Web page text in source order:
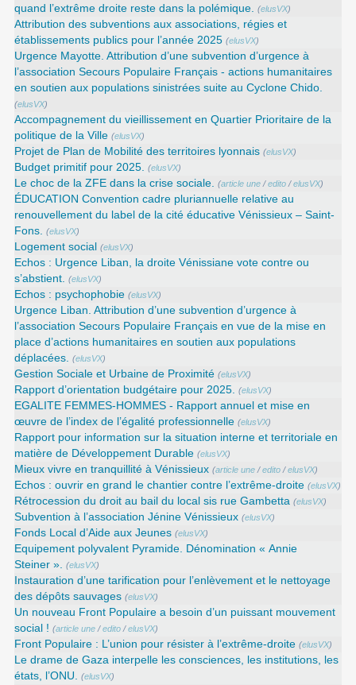
quand l’extrême droite reste dans la polémique. (elusVX)
Attribution des subventions aux associations, régies et
établissements publics pour l’année 2025 (elusVX)
Urgence Mayotte. Attribution d’une subvention d’urgence à
l’association Secours Populaire Français - actions humanitaires
en soutien aux populations sinistrées suite au Cyclone Chido.
(elusVX)
Accompagnement du vieillissement en Quartier Prioritaire de la
politique de la Ville (elusVX)
Projet de Plan de Mobilité des territoires lyonnais (elusVX)
Budget primitif pour 2025. (elusVX)
Le choc de la ZFE dans la crise sociale. (article une /edito /elusVX)
ÉDUCATION Convention cadre pluriannuelle relative au
renouvellement du label de la cité éducative Vénissieux – Saint-
Fons. (elusVX)
Logement social (elusVX)
Echos : Urgence Liban, la droite Vénissiane vote contre ou
s’abstient. (elusVX)
Echos : psychophobie (elusVX)
Urgence Liban. Attribution d’une subvention d’urgence à
l’association Secours Populaire Français en vue de la mise en
place d’actions humanitaires en soutien aux populations
déplacées. (elusVX)
Gestion Sociale et Urbaine de Proximité (elusVX)
Rapport d’orientation budgétaire pour 2025. (elusVX)
EGALITE FEMMES-HOMMES - Rapport annuel et mise en
œuvre de l’index de l’égalité professionnelle (elusVX)
Rapport pour information sur la situation interne et territoriale en
matière de Développement Durable (elusVX)
Mieux vivre en tranquillité à Vénissieux (article une /edito /elusVX)
Echos : ouvrir en grand le chantier contre l’extrême-droite (elusVX)
Rétrocession du droit au bail du local sis rue Gambetta (elusVX)
Subvention à l’association Jénine Vénissieux (elusVX)
Fonds Local d’Aide aux Jeunes (elusVX)
Equipement polyvalent Pyramide. Dénomination « Annie
Steiner ». (elusVX)
Instauration d’une tarification pour l’enlèvement et le nettoyage
des dépôts sauvages (elusVX)
Un nouveau Front Populaire a besoin d’un puissant mouvement
social ! (article une /edito /elusVX)
Front Populaire : L’union pour résister à l’extrême-droite (elusVX)
Le drame de Gaza interpelle les consciences, les institutions, les
états, l’ONU. (elusVX)